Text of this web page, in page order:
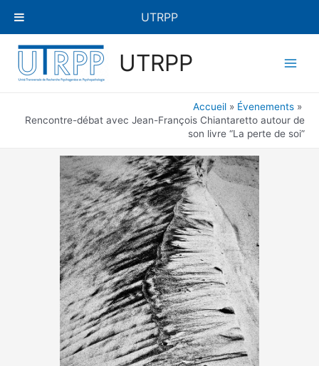
contenu
UTRPP
Accueil
Évenements
Rencontre-débat avec Jean-François Chiantaretto autour de
son livre “La perte de soi”
UTRPP